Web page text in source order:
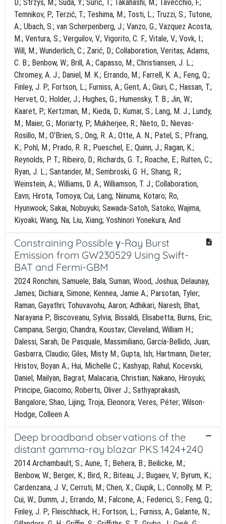
Constraining Possible γ-Ray Burst
Emission from GW230529 Using Swift-
BAT and Fermi-GBM
2024 Ronchini, Samuele; Bala, Suman; Wood, Joshua; Delaunay,
James; Dichiara, Simone; Kennea, Jamie A.; Parsotan, Tyler;
Raman, Gayathri; Tohuvavohu, Aaron; Adhikari, Naresh; Bhat,
Narayana P.; Biscoveanu, Sylvia; Bissaldi, Elisabetta; Burns, Eric;
Campana, Sergio; Chandra, Koustav; Cleveland, William H.;
Dalessi, Sarah; De Pasquale, Massimiliano; García-Bellido, Juan;
Gasbarra, Claudio; Giles, Misty M.; Gupta, Ish; Hartmann, Dieter;
Hristov, Boyan A.; Hui, Michelle C.; Kashyap, Rahul; Kocevski,
Daniel; Mailyan, Bagrat; Malacaria, Christian; Nakano, Hiroyuki;
Principe, Giacomo; Roberts, Oliver J.; Sathyaprakash,
Bangalore; Shao, Lijing; Troja, Eleonora; Veres, Péter; Wilson-
Hodge, Colleen A.
Deep broadband observations of the
distant gamma-ray blazar PKS 1424+240
2014 Archambault, S.; Aune, T.; Behera, B.; Beilicke, M.;
Benbow, W.; Berger, K.; Bird, R.; Biteau, J.; Bugaev, V.; Byrum, K.;
Cardenzana, J. V.; Cerruti, M.; Chen, X.; Ciupik, L.; Connolly, M. P.;
Cui, W.; Dumm, J.; Errando, M.; Falcone, A.; Federici, S.; Feng, Q.;
Finley, J. P.; Fleischhack, H.; Fortson, L.; Furniss, A.; Galante, N.;